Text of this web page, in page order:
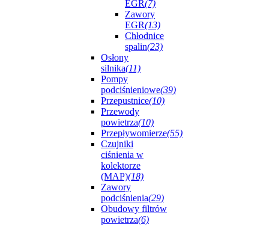
EGR(7)
Zawory
EGR(13)
Chłodnice
spalin(23)
Osłony
silnika(11)
Pompy
podciśnieniowe(39)
Przepustnice(10)
Przewody
powietrza(10)
Przepływomierze(55)
Czujniki
ciśnienia w
kolektorze
(MAP)(18)
Zawory
podciśnienia(29)
Obudowy filtrów
powietrza(6)